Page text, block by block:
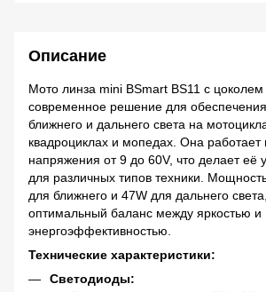
Описание
Мото линза mini BSmart BS11 с цоколем
современное решение для обеспечения
ближнего и дальнего света на
квадроциклах и мопедах. Она работает
напряжения от 9 до 60V, что делает её
для различных типов техники.
для ближнего и 47W для дальнего
оптимальный баланс между яркостью и
энергоэффективностью.
Технические характеристики:
Светодиоды: